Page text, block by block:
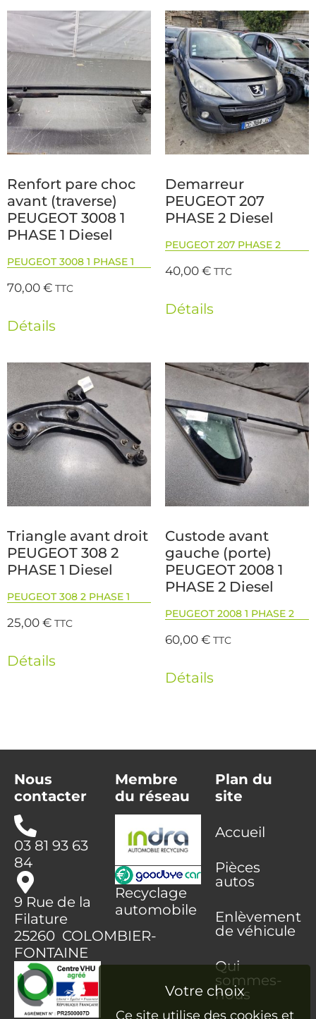
Renfort pare choc
avant (traverse)
PEUGEOT 3008 1
PHASE 1 Diesel
PEUGEOT 3008 1 PHASE 1
70,00€ TTC
Détails
Demarreur
PEUGEOT 207
PHASE 2 Diesel
PEUGEOT 207 PHASE 2
40,00€ TTC
Détails
Triangle avant droit
PEUGEOT 308 2
PHASE 1 Diesel
PEUGEOT 308 2 PHASE 1
25,00€ TTC
Détails
Custode avant
gauche (porte)
PEUGEOT 2008 1
PHASE 2 Diesel
PEUGEOT 2008 1 PHASE 2
60,00€ TTC
Détails
Nous
contacter
03 81 93 63
84
9 Rue de la
Filature
25260 COLOMBIER-
FONTAINE
Membre
du réseau
Recyclage
automobile
Plan du
site
Accueil
Pièces
autos
Enlèvement
de véhicule
Qui
sommes-
nous
Ce site utilise des cookies et